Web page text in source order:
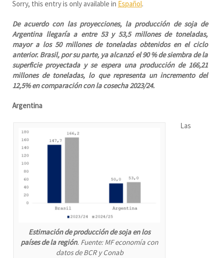
Sorry, this entry is only available in Español.
De acuerdo con las proyecciones, la producción de soja de
Argentina llegaría a entre 53 y 53,5 millones de toneladas,
mayor a los 50 millones de toneladas obtenidos en el ciclo
anterior. Brasil, por su parte, ya alcanzó el 90 % de siembra de la
superficie proyectada y se espera una producción de 166,21
millones de toneladas, lo que representa un incremento del
12,5% en comparación con la cosecha 2023/24.
Argentina
Estimación de producción de soja en los
países de la región. Fuente: MF economía con
datos de BCR y Conab
Las